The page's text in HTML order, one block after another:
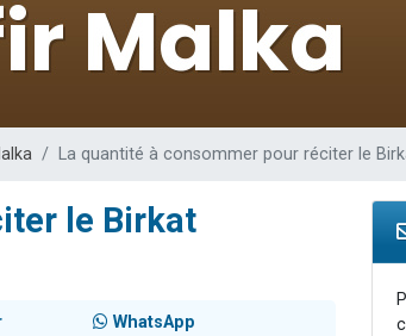
sur WhatsApp
Box Music
La quantité à consommer pour réciter le
le Birkat
WhatsApp